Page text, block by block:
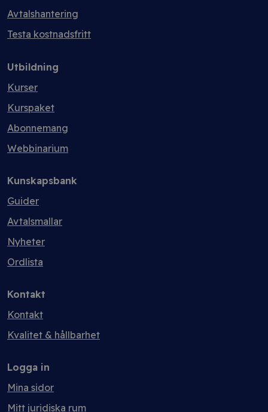
Avtalshantering
Testa kostnadsfritt
Utbildning
Kurser
Kurspaket
Abonnemang
Webbinarium
Kunskapsbank
Guider
Avtalsmallar
Nyheter
Ordlista
Kontakt
Kontakt
Kvalitet & hållbarhet
Logga in
Mina sidor
Mitt juridiska rum